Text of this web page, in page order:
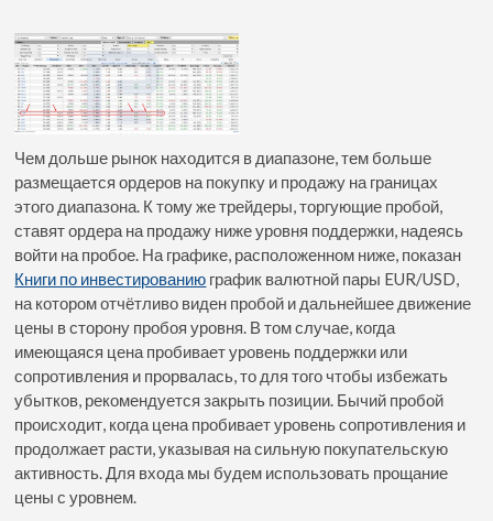
Чем дольше рынок находится в диапазоне, тем больше
размещается ордеров на покупку и продажу на границах
этого диапазона. К тому же трейдеры, торгующие пробой,
ставят ордера на продажу ниже уровня поддержки, надеясь
войти на пробое. На графике, расположенном ниже, показан
Книги по инвестированию график валютной пары EUR/USD,
на котором отчётливо виден пробой и дальнейшее движение
цены в сторону пробоя уровня. В том случае, когда
имеющаяся цена пробивает уровень поддержки или
сопротивления и прорвалась, то для того чтобы избежать
убытков, рекомендуется закрыть позиции. Бычий пробой
происходит, когда цена пробивает уровень сопротивления и
продолжает расти, указывая на сильную покупательскую
активность. Для входа мы будем использовать прощание
цены с уровнем.